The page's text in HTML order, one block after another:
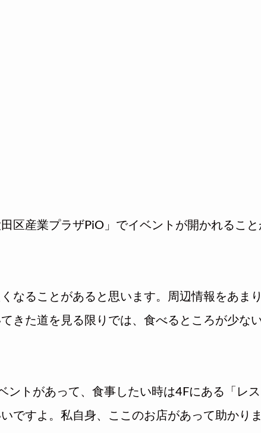
区産業プラザPiO」でイベントが開かれること
なることがあると思います。周辺情報をあま
きた道を見る限りでは、食べるところが少な
ントがあって、食事したい時は4Fにある「レ
ですよ。私自身、ここのお店があって助かり